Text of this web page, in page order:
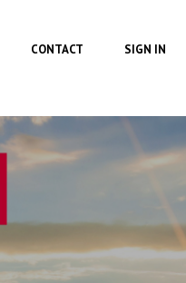
CONTACT SIGN IN